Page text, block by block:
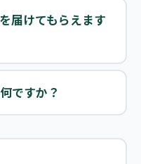
届けてもらえます
ですか？